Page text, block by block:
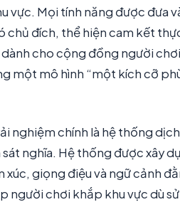
vực. Mọi tính năng được đưa
chủ đích, thể hiện cam kết
cho cộng đồng người
một mô hình “một kích cỡ
nghiệm chính là hệ thống
nghĩa. Hệ thống được xây
xúc, giọng điệu và ngữ cảnh
người chơi khắp khu vực dù